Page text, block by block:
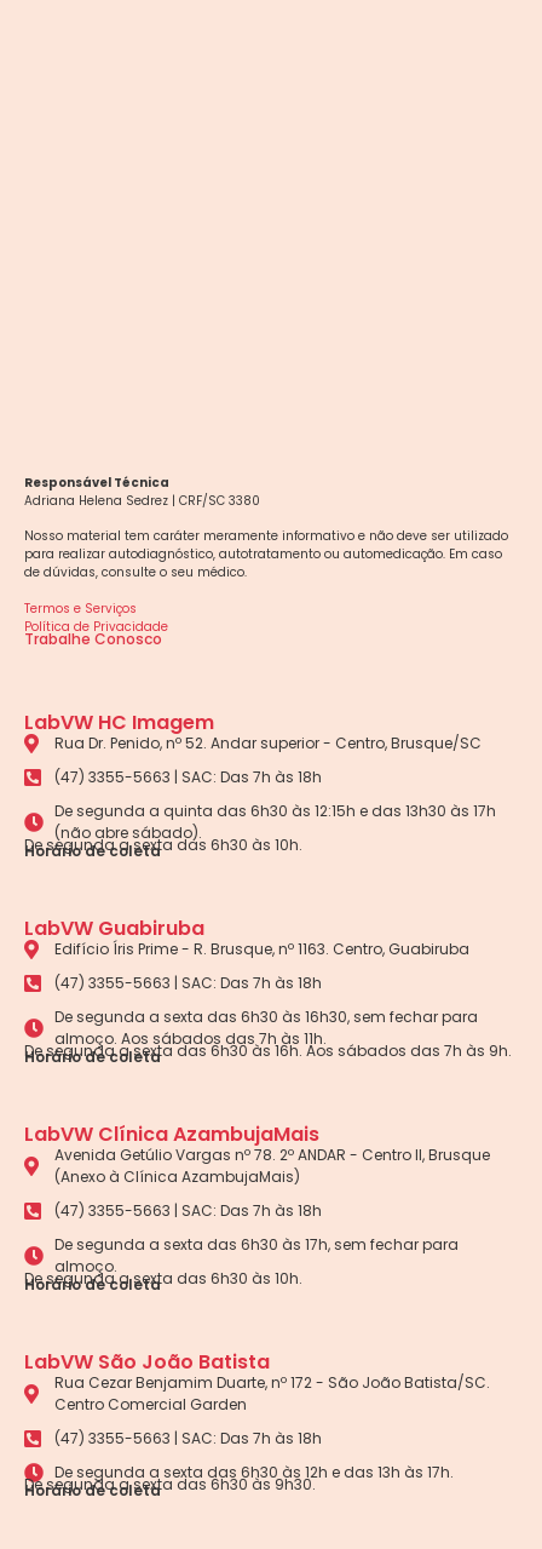
Responsável Técnica
Adriana Helena Sedrez | CRF/SC 3380
Nosso material tem caráter meramente informativo e não deve ser utilizado
para realizar autodiagnóstico, autotratamento ou automedicação. Em caso
de dúvidas, consulte o seu médico.
Termos e Serviços
Política de Privacidade
Trabalhe Conosco
LabVW HC Imagem
Rua Dr. Penido, nº 52. Andar superior - Centro, Brusque/SC
(47) 3355-5663 | SAC: Das 7h às 18h
De segunda a quinta das 6h30 às 12:15h e das 13h30 às 17h
(não abre sábado).
Horário de coleta
De segunda a sexta das 6h30 às 10h.
LabVW Guabiruba
Edifício Íris Prime - R. Brusque, nº 1163. Centro, Guabiruba
(47) 3355-5663 | SAC: Das 7h às 18h
De segunda a sexta das 6h30 às 16h30, sem fechar para
almoço. Aos sábados das 7h às 11h.
Horário de coleta
De segunda a sexta das 6h30 às 16h. Aos sábados das 7h às 9h.
LabVW Clínica AzambujaMais
Avenida Getúlio Vargas nº 78. 2º ANDAR - Centro II, Brusque
(Anexo à Clínica AzambujaMais)
(47) 3355-5663 | SAC: Das 7h às 18h
De segunda a sexta das 6h30 às 17h, sem fechar para
almoço.
Horário de coleta
De segunda a sexta das 6h30 às 10h.
LabVW São João Batista
Rua Cezar Benjamim Duarte, nº 172 - São João Batista/SC.
Centro Comercial Garden
(47) 3355-5663 | SAC: Das 7h às 18h
De segunda a sexta das 6h30 às 12h e das 13h às 17h.
Horário de coleta
De segunda a sexta das 6h30 às 9h30.